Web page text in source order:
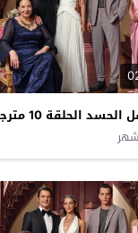
الحلقة 10 مترجم